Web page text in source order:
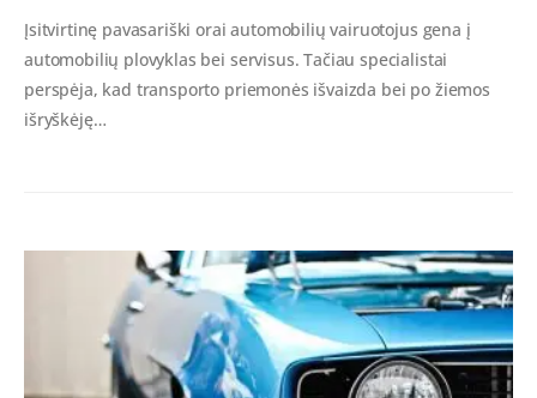
Įsitvirtinę pavasariški orai automobilių vairuotojus gena į
automobilių plovyklas bei servisus. Tačiau specialistai
perspėja, kad transporto priemonės išvaizda bei po žiemos
išryškėję…